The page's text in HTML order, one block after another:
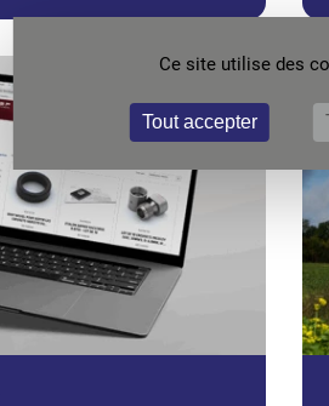
Ce site utilise des
Tout accepter